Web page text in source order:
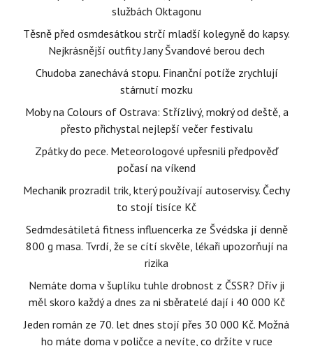
službách Oktagonu
Těsně před osmdesátkou strčí mladší kolegyně do kapsy.
Nejkrásnější outfity Jany Švandové berou dech
Chudoba zanechává stopu. Finanční potíže zrychlují
stárnutí mozku
Moby na Colours of Ostrava: Střízlivý, mokrý od deště, a
přesto přichystal nejlepší večer festivalu
Zpátky do pece. Meteorologové upřesnili předpověď
počasí na víkend
Mechanik prozradil trik, který používají autoservisy. Čechy
to stojí tisíce Kč
Sedmdesátiletá fitness influencerka ze Švédska jí denně
800 g masa. Tvrdí, že se cítí skvěle, lékaři upozorňují na
rizika
Nemáte doma v šuplíku tuhle drobnost z ČSSR? Dřív ji
měl skoro každý a dnes za ni sběratelé dají i 40 000 Kč
Jeden román ze 70. let dnes stojí přes 30 000 Kč. Možná
ho máte doma v poličce a nevíte, co držíte v ruce